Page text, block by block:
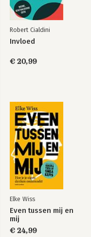
Robert Cialdini
Invloed
€ 20,99
Elke Wiss
Even tussen mij en
mij
€ 24,99